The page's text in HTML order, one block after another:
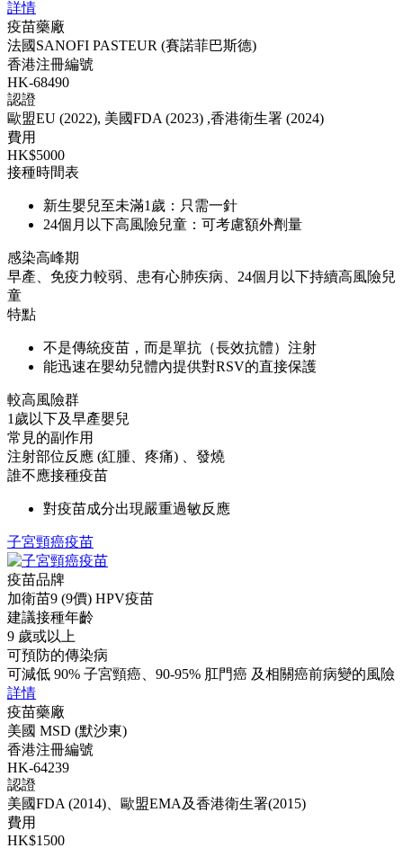
詳情
疫苗藥廠
法國SANOFI PASTEUR (賽諾菲巴斯德)
香港注冊編號
HK-68490
認證
歐盟EU (2022), 美國FDA (2023) ,香港衛生署 (2024)
費用
HK$5000
接種時間表
新生嬰兒至未滿1歲：只需一針
24個月以下高風險兒童：可考慮額外劑量
感染高峰期
早產、免疫力較弱、患有心肺疾病、24個月以下持續高風險兒
童
特點
不是傳統疫苗，而是單抗（長效抗體）注射
能迅速在嬰幼兒體內提供對RSV的直接保護
較高風險群
1歲以下及早產嬰兒
常見的副作用
注射部位反應 (紅腫、疼痛) 、發燒
誰不應接種疫苗
對疫苗成分出現嚴重過敏反應
子宮頸癌疫苗
疫苗品牌
加衛苗9 (9價) HPV疫苗
建議接種年齡
9 歲或以上
可預防的傳染病
可減低 90% 子宮頸癌、90-95% 肛門癌 及相關癌前病變的風險
詳情
疫苗藥廠
美國 MSD (默沙東)
香港注冊編號
HK-64239
認證
美國FDA (2014)、歐盟EMA及香港衛生署(2015)
費用
HK$1500